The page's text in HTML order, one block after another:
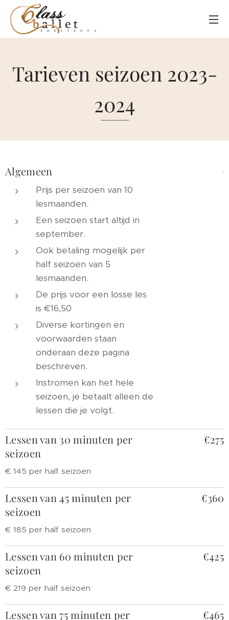
Tarieven seizoen 2023-
2024
Algemeen
Prijs per seizoen van 10
lesmaanden.
Een seizoen start altijd in
september.
Ook betaling mogelijk per
half seizoen van 5
lesmaanden.
De prijs voor een losse les
is €16,50
Diverse kortingen en
voorwaarden staan
onderaan deze pagina
beschreven.
Instromen kan het hele
seizoen, je betaalt alleen de
lessen die je volgt.
.
Lessen van 30 minuten per
seizoen
€ 145 per half seizoen
€275
Lessen van 45 minuten per
seizoen
€ 185 per half seizoen
€360
Lessen van 60 minuten per
seizoen
€ 219 per half seizoen
€425
Lessen van 75 minuten per
€465